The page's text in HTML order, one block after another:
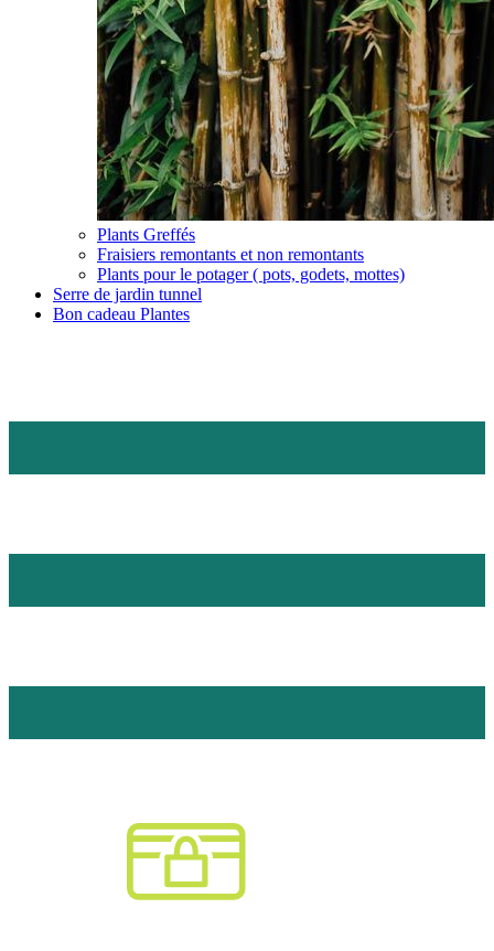
Plants Greffés
Fraisiers remontants et non remontants
Plants pour le potager ( pots, godets, mottes)
Serre de jardin tunnel
Bon cadeau Plantes